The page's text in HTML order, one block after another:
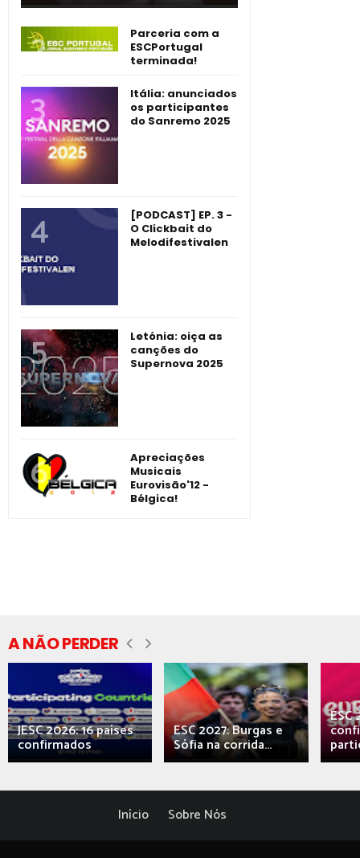
Parceria com a
ESCPortugal
terminada!
Itália: anunciados
os participantes
do Sanremo 2025
[PODCAST] EP. 3 -
O Clickbait do
Melodifestivalen
Letónia: oiça as
canções do
Supernova 2025
Apreciações
Musicais
Eurovisão'12 -
Bélgica!
A NÃO PERDER
JESC 2026: 16 países
confirmados
ESC 2027: Burgas e
Sófia na corrida...
ESC
Início Sobre Nós